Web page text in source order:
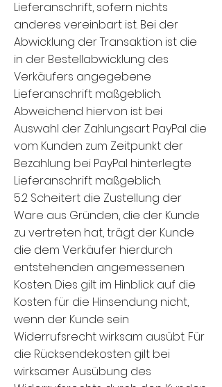
Lieferanschrift, sofern nichts
anderes vereinbart ist. Bei der
Abwicklung der Transaktion ist die
in der Bestellabwicklung des
Verkäufers angegebene
Lieferanschrift maßgeblich.
Abweichend hiervon ist bei
Auswahl der Zahlungsart PayPal die
vom Kunden zum Zeitpunkt der
Bezahlung bei PayPal hinterlegte
Lieferanschrift maßgeblich.
5.2 Scheitert die Zustellung der
Ware aus Gründen, die der Kunde
zu vertreten hat, trägt der Kunde
die dem Verkäufer hierdurch
entstehenden angemessenen
Kosten. Dies gilt im Hinblick auf die
Kosten für die Hinsendung nicht,
wenn der Kunde sein
Widerrufsrecht wirksam ausübt. Für
die Rücksendekosten gilt bei
wirksamer Ausübung des